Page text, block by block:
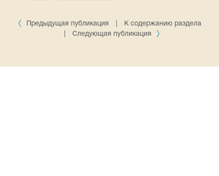
Предыдущая публикация
К содержанию раздела
Следующая публикация